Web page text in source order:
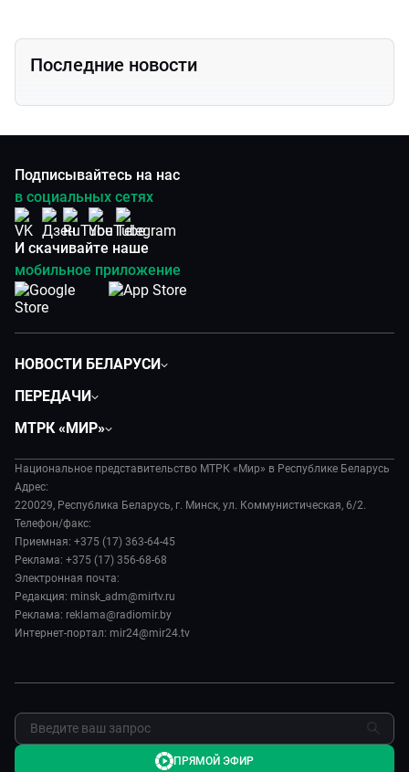
Последние новости
Подписывайтесь на нас
в социальных сетях
И скачивайте наше
мобильное приложение
НОВОСТИ БЕЛАРУСИ
Экономика
Происшествия
Наука и технологии
Здоровье и медицина
Авто
Культура
Спорт
ПЕРЕДАЧИ
Все как у людей
Вместе выгодно
Евразия. Культурно
Евразия. Регионы
Наши иностранцы
Пять причин поехать в...
Сделано в Содружестве
МТРК «МИР»
История
Руководство
Лица мира
Новости
Пресса о нас
Карьера
Реклама
Национальное представительство МТРК «Мир» в Республике Беларусь
Адрес:
220029, Республика Беларусь, г. Минск, ул. Коммунистическая, 6/2.
Телефон/факс:
Приемная: +375 (17) 363-64-45
Реклама: +375 (17) 356-68-68
Электронная почта:
Редакция: minsk_adm@mirtv.ru
Реклама: reklama@radiomir.by
Интернет-портал: mir24@mir24.tv
ПРЯМОЙ ЭФИР